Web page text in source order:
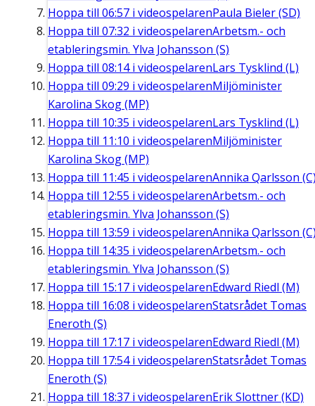
Hoppa till 06:57 i videospelarenPaula Bieler (SD)
Hoppa till 07:32 i videospelarenArbetsm.- och
etableringsmin. Ylva Johansson (S)
Hoppa till 08:14i videospelarenLars Tysklind (L)
Hoppa till 09:29 i videospelarenMiljöminister
Karolina Skog (MP)
Hoppa till 10:35 i videospelarenLars Tysklind (L)
Hoppa till 11:10 i videospelarenMiljöminister
Karolina Skog (MP)
Hoppa till 11:45 i videospelarenAnnika Qarlsson
Hoppa till 12:55 i videospelarenArbetsm.- och
etableringsmin. Ylva Johansson (S)
Hoppa till 13:59 i videospelarenAnnika Qarlsson
Hoppa till 14:35 i videospelarenArbetsm.- och
etableringsmin. Ylva Johansson (S)
Hoppa till 15:17 i videospelarenEdward Riedl (M)
Hoppa till 16:08 i videospelarenStatsrådet Tomas
Eneroth (S)
Hoppa till 17:17 i videospelarenEdward Riedl (M)
Hoppa till 17:54i videospelarenStatsrådet Tomas
Eneroth (S)
Hoppa till 18:37 i videospelarenErik Slottner (KD)